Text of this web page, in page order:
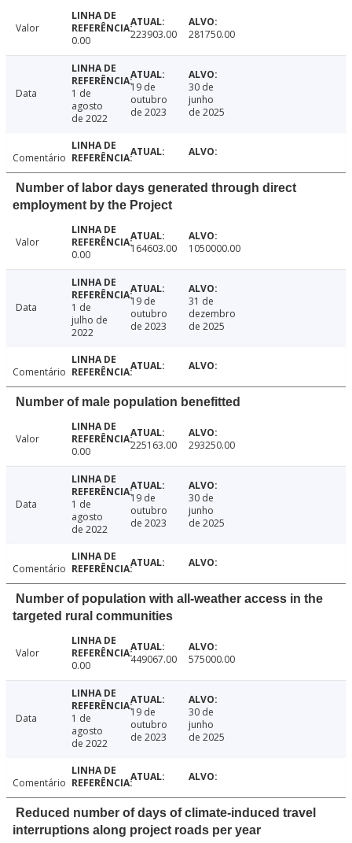
Valor
0.00
223903.00 281750.00
Data
1 de
agosto
de 2022
19 de
outubro
de 2023
30 de
junho
de 2025
Comentário
Number of labor days generated through direct
employment by the Project
Valor
0.00
164603.00 1050000.00
Data
1 de
julho de
2022
19 de
outubro
de 2023
31 de
dezembro
de 2025
Comentário
Number of male population benefitted
Valor
0.00
225163.00 293250.00
Data
1 de
agosto
de 2022
19 de
outubro
de 2023
30 de
junho
de 2025
Comentário
Number of population with all-weather access in the
targeted rural communities
Valor
0.00
449067.00 575000.00
Data
1 de
agosto
de 2022
19 de
outubro
de 2023
30 de
junho
de 2025
Comentário
Reduced number of days of climate-induced travel
interruptions along project roads per year